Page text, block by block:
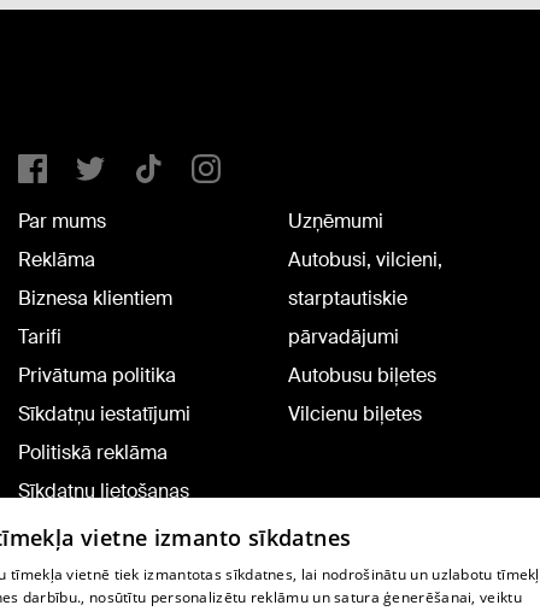
Par mums
Reklāma
Biznesa klientiem
Tarifi
Privātuma politika
Sīkdatņu iestatījumi
Politiskā reklāma
Sīkdatņu lietošanas
noteikumi
Komentāru pievienošana
Uzņēmumi
Autobusi, vilcieni,
starptautiskie
pārvadājumi
Autobusu biļetes
Vilcienu biļetes
vietne izmanto sīkdatnes
tīmekļa vietnē tiek izmantotas sīkdatnes, lai nodrošinātu un uzlabotu
darbību., nosūtītu personalizētu reklāmu un satura ģenerēšanai, veiktu